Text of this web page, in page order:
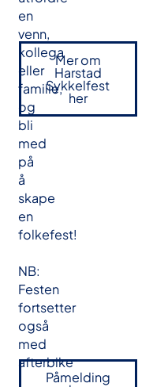
en
venn,
kollega
eller
familie,
og
bli
med
på
å
skape
en
folkefest!
NB:
Festen
fortsetter
også
med
afterbike
Mer om
Harstad
Sykkelfest
her
Påmelding